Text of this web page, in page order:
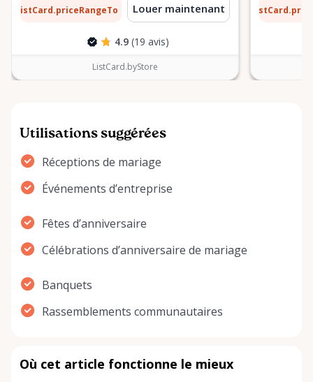
ListCard.priceRangeTo par jour
Louer maintenant
4.9 (19 avis)
ListCard.byStore
Utilisations suggérées
Réceptions de mariage
Événements d’entreprise
Fêtes d’anniversaire
Célébrations d’anniversaire de mariage
Banquets
Rassemblements communautaires
Où cet article fonctionne le mieux